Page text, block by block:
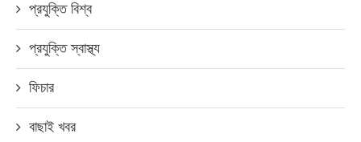
প্রযুক্তি বিশ্ব
প্রযুক্তি স্বাস্থ্য
ফিচার
বাছাই খবর